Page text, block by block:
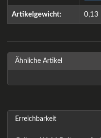
Artikelgewicht: 0,13
Ähnliche Artikel
Erreichbarkeit